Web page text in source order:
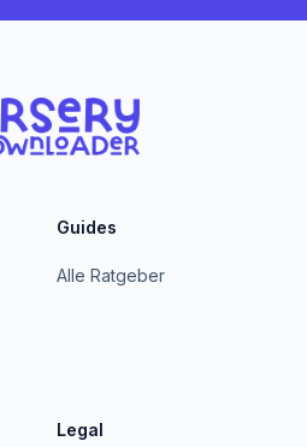
Guides
Alle Ratgeber
Legal